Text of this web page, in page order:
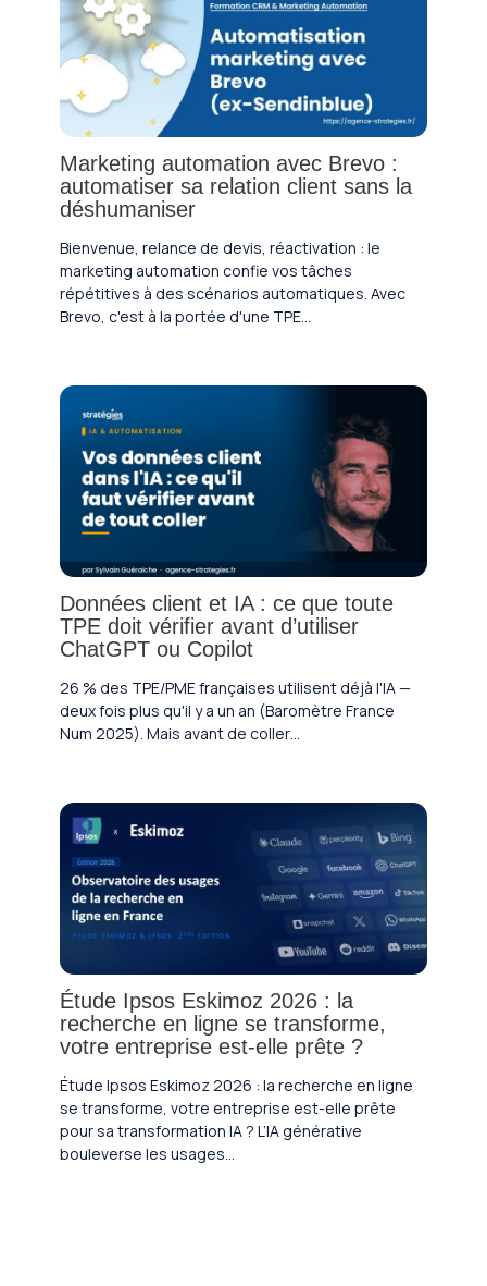
Marketing automation avec Brevo :
automatiser sa relation client sans la
déshumaniser
Bienvenue, relance de devis, réactivation : le
marketing automation confie vos tâches
répétitives à des scénarios automatiques. Avec
Brevo, c'est à la portée d'une TPE…
Données client et IA : ce que toute
TPE doit vérifier avant d’utiliser
ChatGPT ou Copilot
26 % des TPE/PME françaises utilisent déjà l'IA —
deux fois plus qu'il y a un an (Baromètre France
Num 2025). Mais avant de coller…
Étude Ipsos Eskimoz 2026 : la
recherche en ligne se transforme,
votre entreprise est-elle prête ?
Étude Ipsos Eskimoz 2026 : la recherche en ligne
se transforme, votre entreprise est-elle prête
pour sa transformation IA ? L’IA générative
bouleverse les usages…